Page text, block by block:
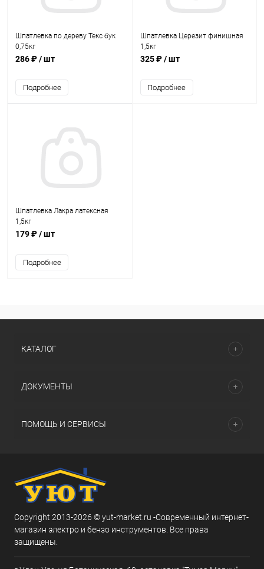
Шпатлевка по дереву Текс бук
0,75кг
286 ₽/ шт
Подробнее
Шпатлевка Церезит финишная
1,5кг
325 ₽/ шт
Подробнее
Шпатлевка Лакра латексная
1,5кг
179 ₽/ шт
Подробнее
КАТАЛОГ
ДОКУМЕНТЫ
ПОМОЩЬ И СЕРВИСЫ
Copyright 2013-2026 © yut-market.ru -Современный интернет-
магазин электро и бензо инструментов. Все права
защищены.